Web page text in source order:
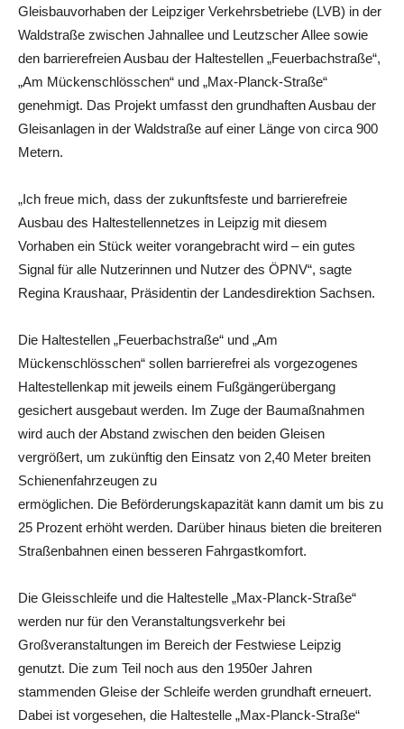
Gleisbauvorhaben der Leipziger Verkehrsbetriebe (LVB) in der
Waldstraße zwischen Jahnallee und Leutzscher Allee sowie
den barrierefreien Ausbau der Haltestellen „Feuerbachstraße“,
„Am Mückenschlösschen“ und „Max-Planck-Straße“
genehmigt. Das Projekt umfasst den grundhaften Ausbau der
Gleisanlagen in der Waldstraße auf einer Länge von circa 900
Metern.
„Ich freue mich, dass der zukunftsfeste und barrierefreie
Ausbau des Haltestellennetzes in Leipzig mit diesem
Vorhaben ein Stück weiter vorangebracht wird – ein gutes
Signal für alle Nutzerinnen und Nutzer des ÖPNV“, sagte
Regina Kraushaar, Präsidentin der Landesdirektion Sachsen.
Die Haltestellen „Feuerbachstraße“ und „Am
Mückenschlösschen“ sollen barrierefrei als vorgezogenes
Haltestellenkap mit jeweils einem Fußgängerübergang
gesichert ausgebaut werden. Im Zuge der Baumaßnahmen
wird auch der Abstand zwischen den beiden Gleisen
vergrößert, um zukünftig den Einsatz von 2,40 Meter breiten
Schienenfahrzeugen zu
ermöglichen. Die Beförderungskapazität kann damit um bis zu
25 Prozent erhöht werden. Darüber hinaus bieten die breiteren
Straßenbahnen einen besseren Fahrgastkomfort.
Die Gleisschleife und die Haltestelle „Max-Planck-Straße“
werden nur für den Veranstaltungsverkehr bei
Großveranstaltungen im Bereich der Festwiese Leipzig
genutzt. Die zum Teil noch aus den 1950er Jahren
stammenden Gleise der Schleife werden grundhaft erneuert.
Dabei ist vorgesehen, die Haltestelle „Max-Planck-Straße“